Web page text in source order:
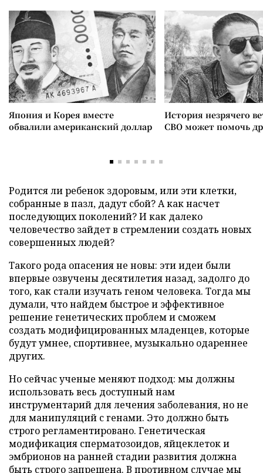
Япония и Корея вместе
обвалили американский доллар
История незрячего
СВО может помочь
Родится ли ребенок здоровым, или эти клетки,
собранные в пазл, дадут сбой? А как насчет
последующих поколений? И как далеко
человечество зайдет в стремлении создать новых
совершенных людей?
Такого рода опасения не новы: эти идеи были
впервые озвучены десятилетия назад, задолго до
того, как стали изучать геном человека. Тогда мы
думали, что найдем быстрое и эффективное
решение генетических проблем и сможем
создать модифицированных младенцев, которые
будут умнее, спортивнее, музыкально одареннее
других.
Но сейчас ученые меняют подход: мы должны
использовать весь доступный нам
инструментарий для лечения заболевания, но не
для манипуляций с генами. Это должно быть
строго регламентировано. Генетическая
модификация сперматозоидов, яйцеклеток и
эмбрионов на ранней стадии развития должна
быть строго запрещена. В противном случае мы